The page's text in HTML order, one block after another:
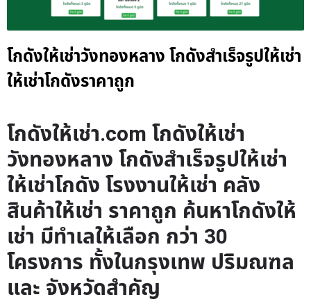
โกดังให้เช่าวังทองหลาง โกดังสำเร็จรูปให้เช่า
ให้เช่าโกดังราคาถูก
โกดังให้เช่า.com โกดังให้เช่า
วังทองหลาง โกดังสำเร็จรูปให้เช่า
ให้เช่าโกดัง โรงงานให้เช่า คลัง
สินค้าให้เช่า ราคาถูก ค้นหาโกดังให้
เช่า มีทำเลให้เลือก กว่า 30
โครงการ ทั้งในกรุงเทพ ปริมณฑล
และ จังหวัดสำคัญ